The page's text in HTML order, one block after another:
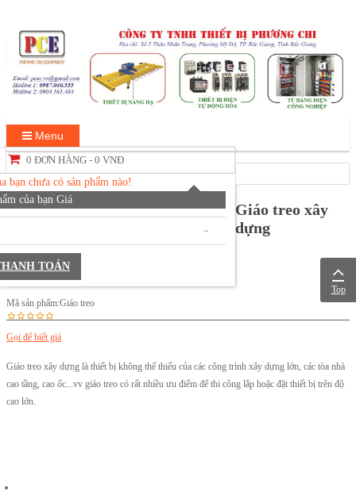
Menu
0 ĐƠN HÀNG - 0 VNĐ
bạn chưa có sản phẩm nào!
của bạn Giá
TOÁN
Giáo treo xây
dựng
Mã sản phẩm:Giáo treo
Gọi để biết giá
Giáo treo xây dựng là thiết bị không thể thiếu của các công trình xây dựng lớn, các tòa nhà
cao tầng, cao ốc...vv giáo treo có rất nhiều ưu điểm để thi công lắp hoặc đặt thiết bị trên độ
cao lớn.
Top